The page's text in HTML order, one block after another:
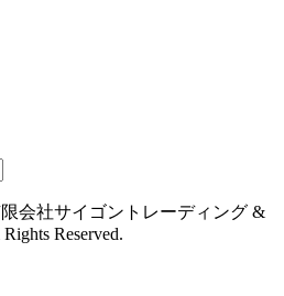
限会社サイゴントレーディング &
Reserved.